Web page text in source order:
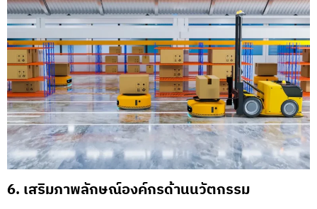
6. เสริมภาพลักษณ์องค์กรด้านนวัตกรรม